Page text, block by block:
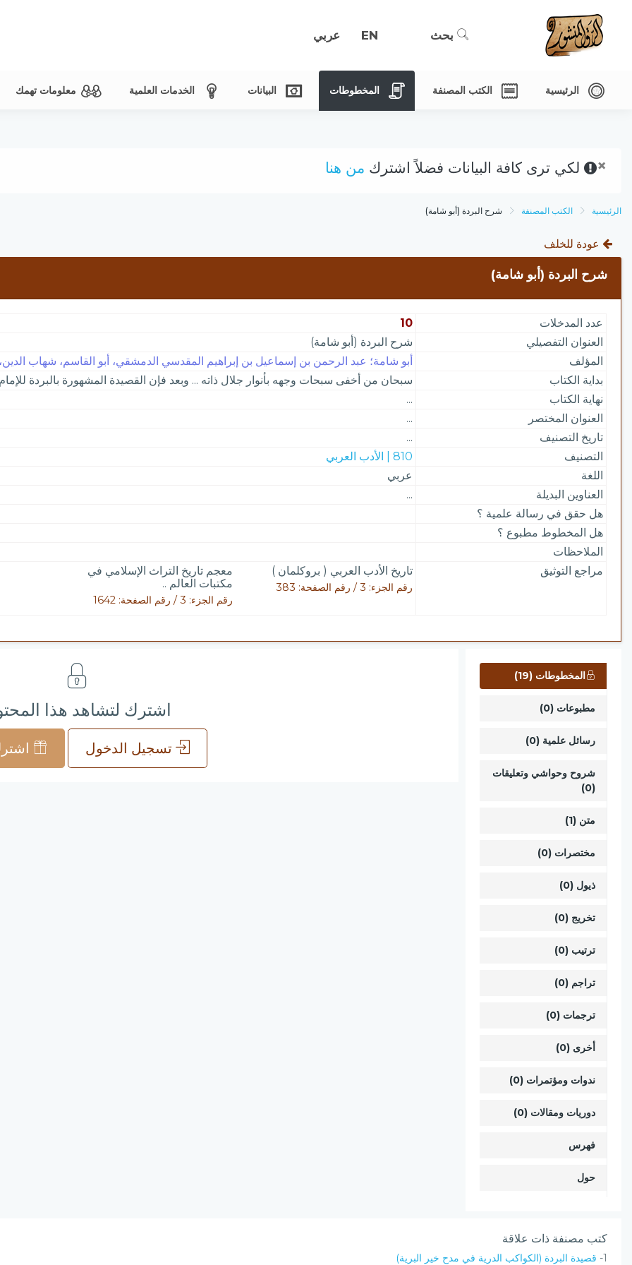
بحث EN عربي
الرئيسية الكتب المصنفة المخطوطات البيانات الخدمات العلمية معلومات تهمك
× لكي ترى كافة البيانات فضلاً اشترك من هنا
الرئيسية الكتب المصنفة شرح البردة (أبو شامة)
عودة للخلف
شرح البردة (أبو شامة)
عدد المدخلات
10
العنوان التفصيلي
شرح البردة (أبو شامة)
المؤلف
أبو شامة؛ عبد الرحمن بن إسماعيل بن إبراهيم المقدسي الدمشقي، أبو القاسم، شهاب الدين،
بداية الكتاب
سبحان من أخفى سبحات وجهه بأنوار جلال ذاته ... وبعد فإن القصيدة المشهورة بالبردة
نهاية الكتاب
...
العنوان المختصر
...
تاريخ التصنيف
...
التصنيف
810 | الأدب العربي
اللغة
عربي
العناوين البديلة
...
هل حقق في رسالة علمية ؟
هل المخطوط مطبوع ؟
الملاحظات
مراجع التوثيق
تاريخ الأدب العربي ( بروكلمان )
رقم الجزء: 3 / رقم الصفحة: 383
معجم تاريخ التراث الإسلامي في
مكتبات العالم ..
رقم الجزء: 3 / رقم الصفحة: 1642
المخطوطات (19)
مطبوعات (0)
رسائل علمية (0)
شروح وحواشي وتعليقات
(0)
متن (1)
مختصرات (0)
ذيول (0)
تخريج (0)
ترتيب (0)
تراجم (0)
ترجمات (0)
أخرى (0)
ندوات ومؤتمرات (0)
دوريات ومقالات (0)
فهرس
حول
اشترك لتشاهد هذا
تسجيل الدخول
كتب مصنفة ذات علاقة
1- قصيدة البردة (الكواكب الدرية في مدح خير البرية)